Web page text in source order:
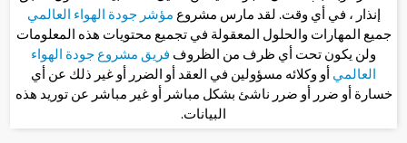
إنذار ، في أي وقت. لقد مارس مشروع مؤشر جودة الهواء العالمي
جميع المهارات والحلول المعقولة في تجميع محتويات هذه المعلومات
ولن يكون تحت أي ظرف من الظروف فريق مشروع جودة الهواء
العالمي أو وكلائه مسؤولين في العقد أو الضرر أو غير ذلك عن أي
خسارة أو ضرر أو ضرر ناشئ بشكل مباشر أو غير مباشر عن توريد هذه
البيانات.